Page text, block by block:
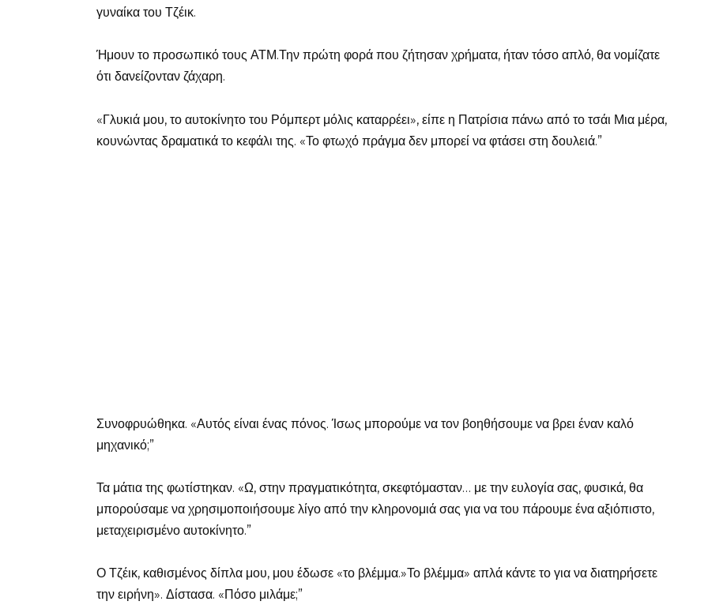
γυναίκα του Τζέικ.
Ήμουν το προσωπικό τους ΑΤΜ.Την πρώτη φορά που ζήτησαν χρήματα, ήταν τόσο απλό, θα νομίζατε
ότι δανείζονταν ζάχαρη.
«Γλυκιά μου, το αυτοκίνητο του Ρόμπερτ μόλις καταρρέει», είπε η Πατρίσια πάνω από το τσάι Μια μέρα,
κουνώντας δραματικά το κεφάλι της. «Το φτωχό πράγμα δεν μπορεί να φτάσει στη δουλειά.”
Συνοφρυώθηκα. «Αυτός είναι ένας πόνος. Ίσως μπορούμε να τον βοηθήσουμε να βρει έναν καλό
μηχανικό;”
Τα μάτια της φωτίστηκαν. «Ω, στην πραγματικότητα, σκεφτόμασταν… με την ευλογία σας, φυσικά, θα
μπορούσαμε να χρησιμοποιήσουμε λίγο από την κληρονομιά σας για να του πάρουμε ένα αξιόπιστο,
μεταχειρισμένο αυτοκίνητο.”
Ο Τζέικ, καθισμένος δίπλα μου, μου έδωσε «το βλέμμα.»Το βλέμμα» απλά κάντε το για να διατηρήσετε
την ειρήνη». Δίστασα. «Πόσο μιλάμε;”